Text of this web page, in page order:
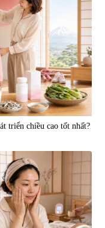
triển chiều cao tốt nhất?